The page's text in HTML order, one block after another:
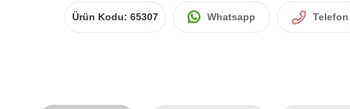
Ürün Kodu: 65307 Whatsapp Telefon